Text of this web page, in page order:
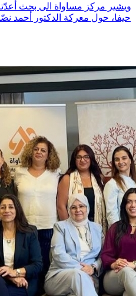
ويشير مركز مساواة الى بحث
حيفا، حول معركة الدكتور أحمد